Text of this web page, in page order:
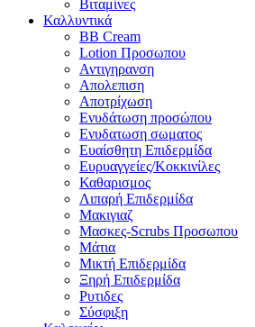
Βιταμίνες
Καλλυντικά
BB Cream
Lotion Προσωπου
Αντιγηρανση
Απολεπιση
Αποτρίχωση
Ενυδάτωση προσώπου
Ενυδατωση σωματος
Ευαίσθητη Επιδερμίδα
Ευρυαγγείες/Κοκκινίλες
Καθαρισμος
Λιπαρή Επιδερμίδα
Μακιγιαζ
Μασκες-Scrubs Προσωπου
Μάτια
Μικτή Επιδερμίδα
Ξηρή Επιδερμίδα
Ρυτιδες
Σύσφιξη